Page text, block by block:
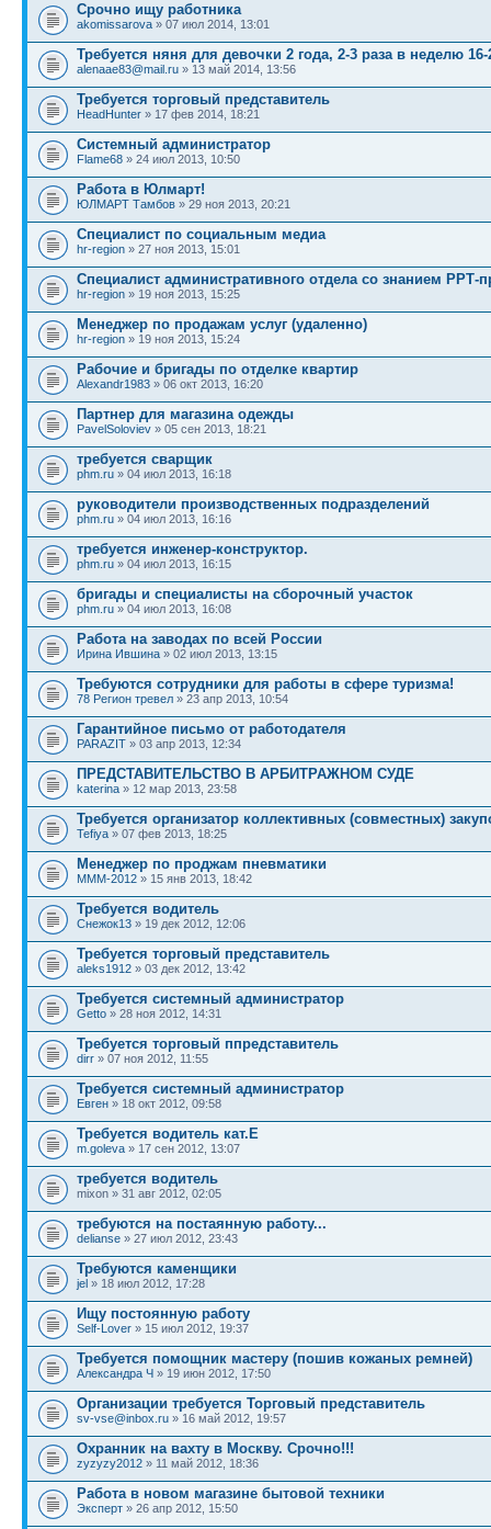
Срочно ищу работника
akomissarova » 07 июл 2014, 13:01
Требуется няня для девочки 2 года, 2-3 раза в неделю 16-
alenaae83@mail.ru » 13 май 2014, 13:56
Требуется торговый представитель
HeadHunter » 17 фев 2014, 18:21
Системный администратор
Flame68 » 24 июл 2013, 10:50
Работа в Юлмарт!
ЮЛМАРТ Тамбов » 29 ноя 2013, 20:21
Специалист по социальным медиа
hr-region » 27 ноя 2013, 15:01
Специалист административного отдела со знанием РРТ-
hr-region » 19 ноя 2013, 15:25
Менеджер по продажам услуг (удаленно)
hr-region » 19 ноя 2013, 15:24
Рабочие и бригады по отделке квартир
Alexandr1983 » 06 окт 2013, 16:20
Партнер для магазина одежды
PavelSoloviev » 05 сен 2013, 18:21
требуется сварщик
phm.ru » 04 июл 2013, 16:18
руководители производственных подразделений
phm.ru » 04 июл 2013, 16:16
требуется инженер-конструктор.
phm.ru » 04 июл 2013, 16:15
бригады и специалисты на сборочный участок
phm.ru » 04 июл 2013, 16:08
Работа на заводах по всей России
Ирина Ившина » 02 июл 2013, 13:15
Требуются сотрудники для работы в сфере туризма!
78 Регион тревел » 23 апр 2013, 10:54
Гарантийное письмо от работодателя
PARAZIT » 03 апр 2013, 12:34
ПРЕДСТАВИТЕЛЬСТВО В АРБИТРАЖНОМ СУДЕ
katerina » 12 мар 2013, 23:58
Требуется организатор коллективных (совместных)
Tefiya » 07 фев 2013, 18:25
Менеджер по проджам пневматики
MMM-2012 » 15 янв 2013, 18:42
Требуется водитель
Снежок13 » 19 дек 2012, 12:06
Требуется торговый представитель
aleks1912 » 03 дек 2012, 13:42
Требуется системный администратор
Getto » 28 ноя 2012, 14:31
Требуется торговый ппредставитель
dirr » 07 ноя 2012, 11:55
Требуется системный администратор
Евген » 18 окт 2012, 09:58
Требуется водитель кат.Е
m.goleva » 17 сен 2012, 13:07
требуется водитель
mixon » 31 авг 2012, 02:05
требуются на постаянную работу...
delianse » 27 июл 2012, 23:43
Требуются каменщики
jel » 18 июл 2012, 17:28
Ищу постоянную работу
Self-Lover » 15 июл 2012, 19:37
Требуется помощник мастеру (пошив кожаных ремней)
Александра Ч » 19 июн 2012, 17:50
Организации требуется Торговый представитель
sv-vse@inbox.ru » 16 май 2012, 19:57
Охранник на вахту в Москву. Срочно!!!
zyzyzy2012 » 11 май 2012, 18:36
Работа в новом магазине бытовой техники
Эксперт » 26 апр 2012, 15:50